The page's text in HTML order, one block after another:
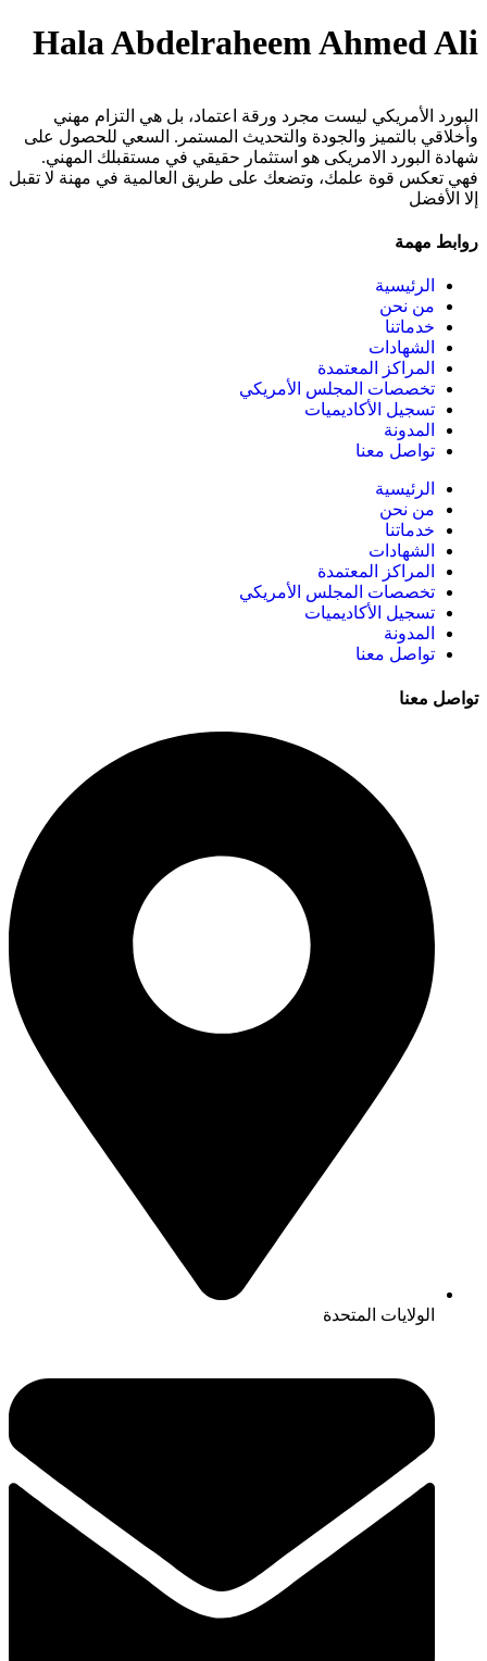
Hala Abdelraheem Ahmed Ali
البورد الأمريكي ليست مجرد ورقة اعتماد، بل هي التزام مهني
وأخلاقي بالتميز والجودة والتحديث المستمر. السعي للحصول على
شهادة البورد الامريكى هو استثمار حقيقي في مستقبلك المهني.
فهي تعكس قوة علمك، وتضعك على طريق العالمية في مهنة لا تقبل
إلا الأفضل
روابط مهمة
الرئيسية
من نحن
خدماتنا
الشهادات
المراكز المعتمدة
تخصصات المجلس الأمريكي
تسجيل الأكاديميات
المدونة
تواصل معنا
الرئيسية
من نحن
خدماتنا
الشهادات
المراكز المعتمدة
تخصصات المجلس الأمريكي
تسجيل الأكاديميات
المدونة
تواصل معنا
تواصل معنا
الولايات المتحدة